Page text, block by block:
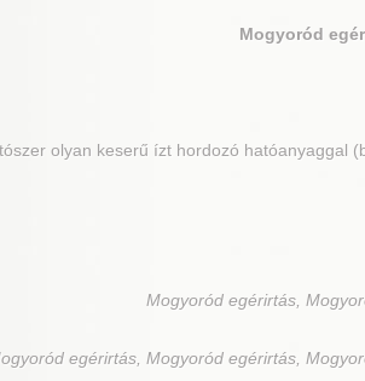
Mogyoród
olyan keserű ízt hordozó hatóanyaggal
Mogyoród egérirtás,
egérirtás, Mogyoród egérirtás,